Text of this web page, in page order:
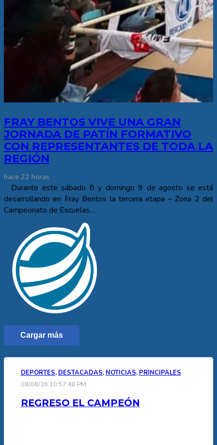
FRAY BENTOS VIVE UNA GRAN
JORNADA DE PATÍN FORMATIVO
CON REPRESENTANTES DE TODA LA
REGIÓN
hace 22 horas
Durante este sábado 8 y domingo 9 de agosto se está
desarrollando en Fray Bentos la tercera etapa – Zona 2 del
Campeonato de Escuelas…
Cargar más
DEPORTES, DESTACADAS, NOTICIAS, PRINCIPALES
08/08/26 10:57:40 PM
REGRESO EL CAMPEÓN